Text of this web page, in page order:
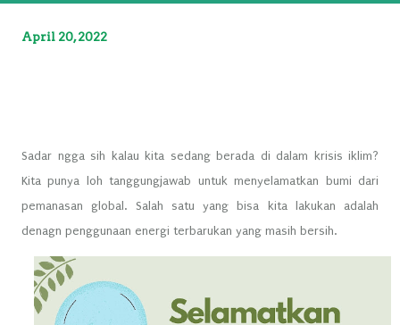
April 20, 2022
Sadar ngga sih kalau kita sedang berada di dalam krisis iklim?
Kita punya loh tanggungjawab untuk menyelamatkan bumi dari
pemanasan global. Salah satu yang bisa kita lakukan adalah
denagn penggunaan energi terbarukan yang masih bersih.